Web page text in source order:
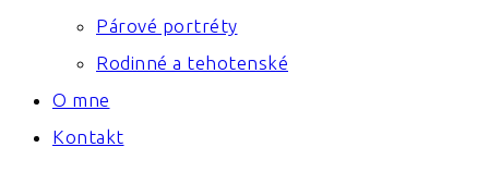
Párové portréty
Rodinné a tehotenské
O mne
Kontakt